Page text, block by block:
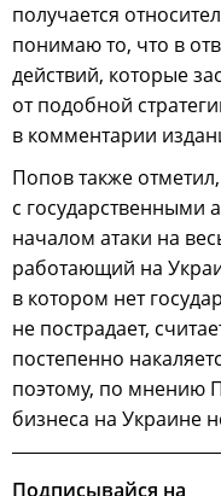
получается
понимаю то, что в
действий, которые
от подобной
в комментарии
Попов также
с государственными
началом атаки на
работающий на
в котором нет
не пострадает,
постепенно
поэтому, по мнению
бизнеса на Украине
Подписывайся на